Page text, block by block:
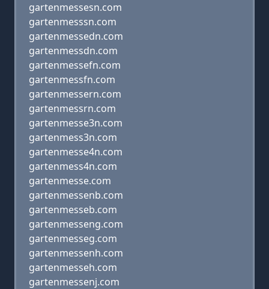
gartenmessesn.com
gartenmesssn.com
gartenmessedn.com
gartenmessdn.com
gartenmessefn.com
gartenmessfn.com
gartenmessern.com
gartenmessrn.com
gartenmesse3n.com
gartenmess3n.com
gartenmesse4n.com
gartenmess4n.com
gartenmesse.com
gartenmessenb.com
gartenmesseb.com
gartenmesseng.com
gartenmesseg.com
gartenmessenh.com
gartenmesseh.com
gartenmessenj.com